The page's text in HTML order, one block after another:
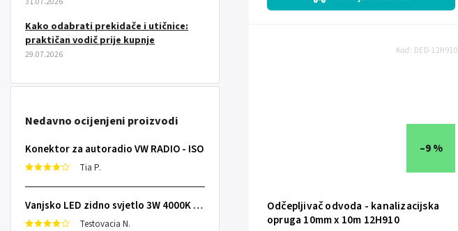
Kako odabrati prekidače i utičnice:
praktičan vodič prije kupnje
29.07.2026
Nedavno ocijenjeni proizvodi
Konektor za autoradio VW RADIO - ISO
Tia P.
Vanjsko LED zidno svjetlo 3W 4000K IP65
Testovacia N.
–9 %
Odčepljivač odvoda - kanalizacijska
opruga 10mm x 10m 12H910
Kod: DED-12H910